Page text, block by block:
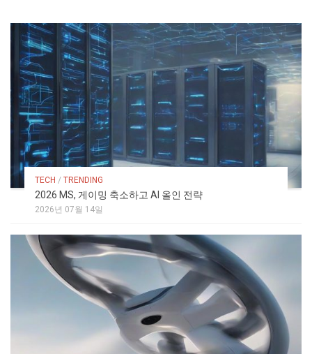
TECH / TRENDING
2026 MS, 게이밍 축소하고 AI 올인 전략
2026년 07월 14일